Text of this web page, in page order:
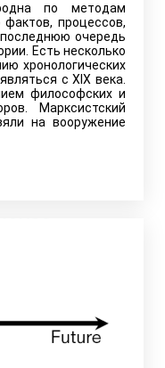
по методам
процессов,
очередь
Есть несколько
хронологических
с XIX века.
философских и
Марксистский
на вооружение